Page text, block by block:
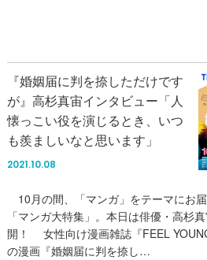
『婚姻届に判を捺しただけです
が』高杉真宙インタビュー「人
懐っこい役を演じるとき、いつ
も羨ましいなと思います」
2021.10.08
10月の間、「マンガ」をテーマにお
「マンガ大特集」。本日は俳優・高杉
開！ 女性向け漫画雑誌『FEEL
の漫画『婚姻届に判を捺し…